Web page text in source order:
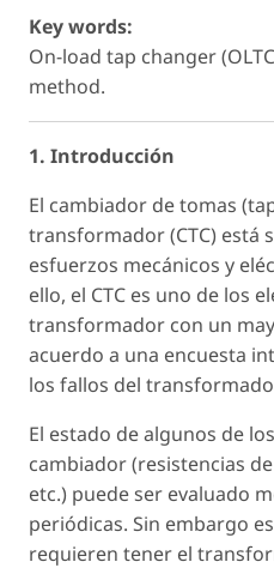
Key words:
On-load tap changer
method.
1. Introducción
El cambiador de tomas
transformador (CTC) está
esfuerzos mecánicos y
ello, el CTC es uno de los
transformador con un
acuerdo a una encuesta
los fallos del
El estado de algunos de
cambiador (resistencias
etc.) puede ser evaluado
periódicas. Sin embargo
requieren tener el